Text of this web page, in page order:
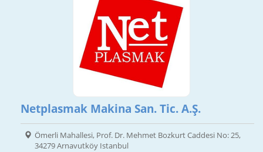
Netplasmak Makina San. Tic. A.Ş.
Ömerli Mahallesi, Prof. Dr. Mehmet Bozkurt Caddesi No: 25,
34279 Arnavutköy Istanbul